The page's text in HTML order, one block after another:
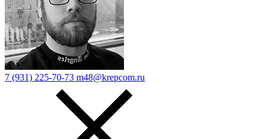
7 (931) 225-70-73 m48@krepcom.ru